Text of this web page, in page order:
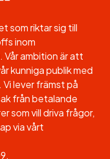
som riktar sig till
inom
ambition är att
kunniga publik med
lever främst på
från betalande
som vill driva frågor,
via vårt